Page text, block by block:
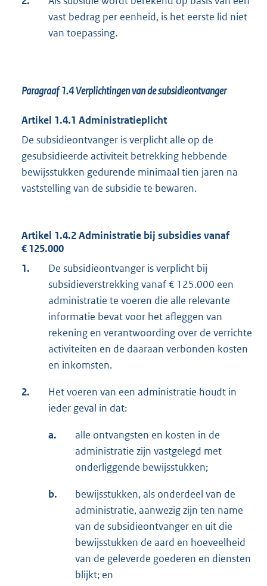
vast bedrag per eenheid, is het eerste lid niet
van toepassing.
Paragraaf 1.4Verplichtingen van de subsidieontvanger
Artikel 1.4.1 Administratieplicht
De subsidieontvanger is verplicht alle op de
gesubsidieerde activiteit betrekking hebbende
bewijsstukken gedurende minimaal tien jaren na
vaststelling van de subsidie te bewaren.
Artikel 1.4.2 Administratie bij subsidies vanaf
€ 125.000
1.
De subsidieontvanger is verplicht bij
subsidieverstrekking vanaf € 125.000 een
administratie te voeren die alle relevante
informatie bevat voor het afleggen van
rekening en verantwoording over de verrichte
activiteiten en de daaraan verbonden kosten
en inkomsten.
2.
Het voeren van een administratie houdt in
ieder geval in dat:
a.
alle ontvangsten en kosten in de
administratie zijn vastgelegd met
onderliggende bewijsstukken;
b.
bewijsstukken, als onderdeel van de
administratie, aanwezig zijn ten name
van de subsidieontvanger en uit die
bewijsstukken de aard en hoeveelheid
van de geleverde goederen en diensten
blijkt; en